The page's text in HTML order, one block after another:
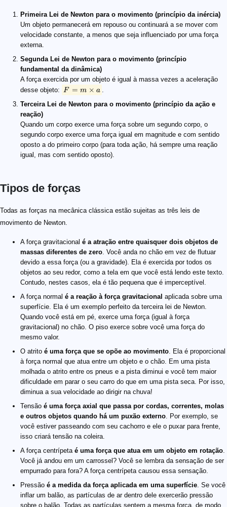
Primeira Lei de Newton para o movimento (princípio da inércia)
Um objeto permanecerá em repouso ou continuará a se mover com
velocidade constante, a menos que seja influenciado por uma força
externa.
Segunda Lei de Newton para o movimento (princípio
fundamental da dinâmica)
A força exercida por um objeto é igual à massa vezes a aceleração
desse objeto:
F = m × a .
Terceira Lei de Newton para o movimento (princípio da ação e
reação)
Quando um corpo exerce uma força sobre um segundo corpo, o
segundo corpo exerce uma força igual em magnitude e com sentido
oposto a do primeiro corpo (para toda ação, há sempre uma reação
igual, mas com sentido oposto).
Tipos de forças
Todas as forças na mecânica clássica estão sujeitas as três leis de
movimento de Newton.
A força gravitacional é a atração entre quaisquer dois objetos de
massas diferentes de zero. Você anda no chão em vez de flutuar
devido a essa força (ou a gravidade). Ela é exercida por todos os
objetos ao seu redor, como a tela em que você está lendo este texto.
Contudo, nestes casos, ela é tão pequena que é imperceptível.
A força normal é a reação à força gravitacional aplicada sobre uma
superfície. Ela é um exemplo perfeito da terceira lei de Newton.
Quando você está em pé, exerce uma força (igual à força
gravitacional) no chão. O piso exerce sobre você uma força do
mesmo valor.
O atrito é uma força que se opõe ao movimento. Ela é proporcional
à força normal que atua entre um objeto e o chão. Em uma pista
molhada o atrito entre os pneus e a pista diminui e você tem maior
dificuldade em parar o seu carro do que em uma pista seca. Por isso,
diminua a sua velocidade ao dirigir na chuva!
Tensão é uma força axial que passa por cordas, correntes, molas
e outros objetos quando há um puxão externo. Por exemplo, se
você estiver passeando com seu cachorro e ele o puxar para frente,
isso criará tensão na coleira.
A força centrípeta é uma força que atua em um objeto em rotação.
Você já andou em um carrossel? Você se lembra da sensação de ser
empurrado para fora? A força centrípeta causou essa sensação.
Pressão é a medida da força aplicada em uma superfície. Se você
inflar um balão, as partículas de ar dentro dele exercerão pressão
sobre o balão. Todas as partículas sentem a mesma força, de modo